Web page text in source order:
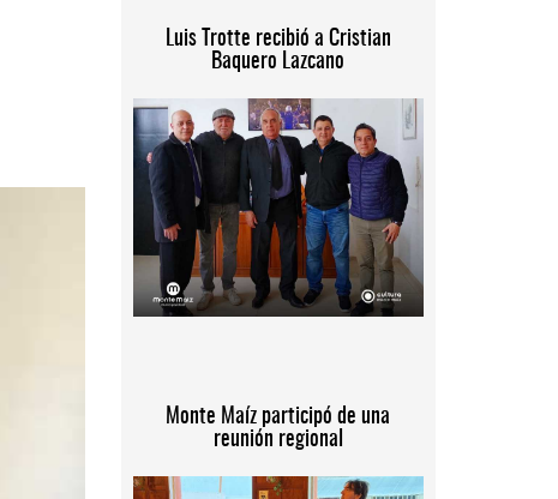
Luis Trotte recibió a Cristian
Baquero Lazcano
Monte Maíz participó de una
reunión regional